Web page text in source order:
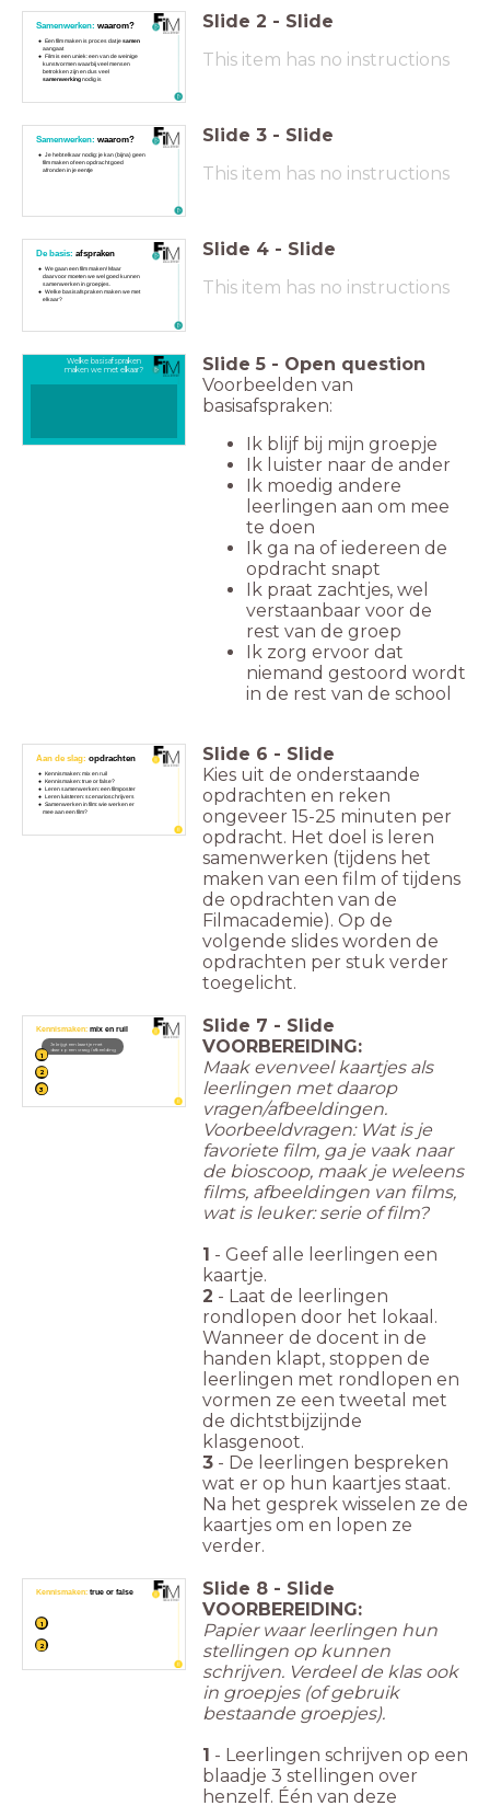
Samenwerken: waarom?
Een film maken is proces dat je samen
aangaat
Film is een uniek: een van de weinige
kunstvormen waarbij veel mensen
betrokken zijn en dus veel
samenwerking nodig is
Slide 2 - Slide
This item has no instructions
Samenwerken: waarom?
Je hebt elkaar nodig: je kan (bijna) geen
film maken of een opdracht goed
afronden in je eentje
Slide 3 - Slide
This item has no instructions
De basis: afspraken
We gaan een film maken! Maar
daarvoor moeten we wel goed kunnen
samenwerken in groepjes.
Welke basisafspraken maken we met
elkaar?
Slide 4 - Slide
This item has no instructions
Welke basisafspraken
maken we met elkaar?
Slide 5 - Open question
Voorbeelden van
basisafspraken:
Ik blijf bij mijn groepje
Ik luister naar de ander
Ik moedig andere
leerlingen aan om mee
te doen
Ik ga na of iedereen de
opdracht snapt
Ik praat zachtjes, wel
verstaanbaar voor de
rest van de groep
Ik zorg ervoor dat
niemand gestoord wordt
in de rest van de school
Aan de slag: opdrachten
Kennismaken: mix en ruil
Kennismaken: true or false?
Leren samenwerken: een filmposter
Leren luisteren: scenarioschrijvers
Samenwerken in film: wie werken er
mee aan een film?
Slide 6 - Slide
Kies uit de onderstaande
opdrachten en reken
ongeveer 15-25 minuten per
opdracht. Het doel is leren
samenwerken (tijdens het
maken van een film of tijdens
de opdrachten van de
Filmacademie). Op de
volgende slides worden de
opdrachten per stuk verder
toegelicht.
3
2
Kennismaken: mix en ruil
Je krijgt een kaartje met
daarop een vraag / afbeelding
1
Slide 7 - Slide
VOORBEREIDING:
Maak evenveel kaartjes als
leerlingen met daarop
vragen/afbeeldingen.
Voorbeeldvragen: Wat is je
favoriete film, ga je vaak naar
de bioscoop, maak je weleens
films, afbeeldingen van films,
wat is leuker: serie of film?
1 - Geef alle leerlingen een
kaartje.
2 - Laat de leerlingen
rondlopen door het lokaal.
Wanneer de docent in de
handen klapt, stoppen de
leerlingen met rondlopen en
vormen ze een tweetal met
de dichtstbijzijnde
klasgenoot.
3 - De leerlingen bespreken
wat er op hun kaartjes staat.
Na het gesprek wisselen ze de
kaartjes om en lopen ze
verder.
2
Kennismaken: true or false
1
Slide 8 - Slide
VOORBEREIDING:
Papier waar leerlingen hun
stellingen op kunnen
schrijven. Verdeel de klas ook
in groepjes (of gebruik
bestaande groepjes).
1 - Leerlingen schrijven op een
blaadje 3 stellingen over
henzelf. Één van deze